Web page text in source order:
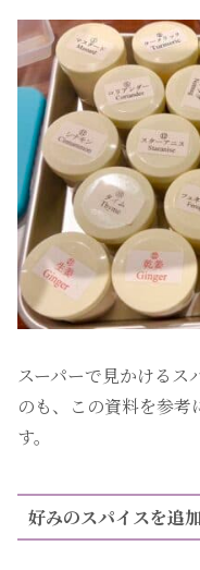
スーパーで見かけるス
のも、この資料を参考
す。
好みのスパイスを追